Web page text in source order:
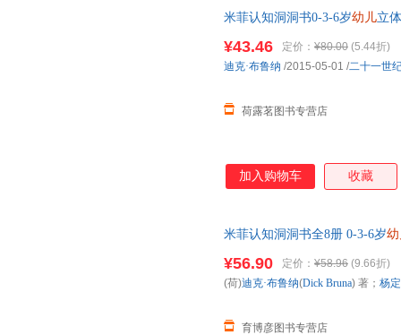
说，故事温馨、富有童趣。
米菲认知洞洞书0-3-6岁幼儿立
学用书科普读物自然科学小说
¥43.46 定价： ¥80.00 (5.44折)
荷露茗图书专营店
迪克·布鲁纳 /2015-05-01 /二十一世
加入购物车 收藏
米菲认知洞洞书全8册 0-3-6岁
书 文轩网
¥56.90 定价： ¥58.96 (9.66折)
育博彦图书专营店
(荷)迪克·布鲁纳(Dick Bruna) 著； 杨